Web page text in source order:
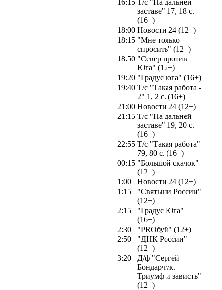
16:15 Т/с "На дальней
заставе" 17, 18 с.
(16+)
18:00 Новости 24 (12+)
18:15 "Мне только
спросить" (12+)
18:50 "Север против
Юга" (12+)
19:20 "Градус юга" (16+)
19:40 Т/с "Такая работа -
2" 1, 2 с. (16+)
21:00 Новости 24 (12+)
21:15 Т/с "На дальней
заставе" 19, 20 с.
(16+)
22:55 Т/с "Такая работа"
79, 80 с. (16+)
00:15 "Большой скачок"
(12+)
1:00
Новости 24 (12+)
1:15
"Святыни России"
(12+)
2:15
"Градус Юга"
(16+)
2:30
"PROбуй" (12+)
2:50
"ДНК России"
(12+)
3:20
Д/ф "Сергей
Бондарчук.
Триумф и зависть"
(12+)